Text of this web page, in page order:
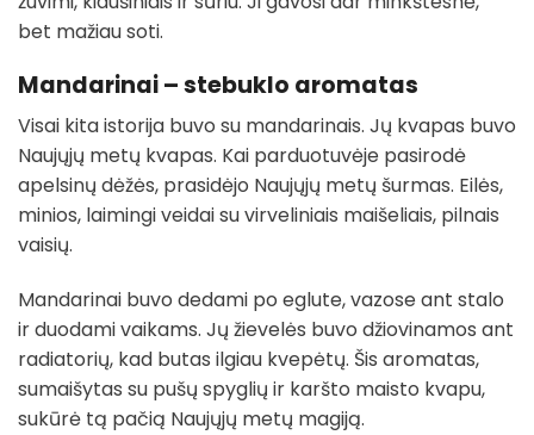
bet mažiau soti.
Mandarinai – stebuklo aromatas
Visai kita istorija buvo su mandarinais. Jų kvapas buvo
Naujųjų metų kvapas. Kai parduotuvėje pasirodė
apelsinų dėžės, prasidėjo Naujųjų metų šurmas. Eilės,
minios, laimingi veidai su virveliniais maišeliais, pilnais
vaisių.
Mandarinai buvo dedami po eglute, vazose ant stalo
ir duodami vaikams. Jų žievelės buvo džiovinamos ant
radiatorių, kad butas ilgiau kvepėtų. Šis aromatas,
sumaišytas su pušų spyglių ir karšto maisto kvapu,
sukūrė tą pačią Naujųjų metų magiją.